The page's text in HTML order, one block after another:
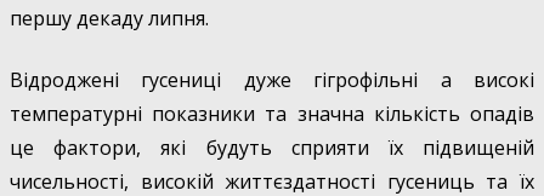
першу декаду липня.
Відроджені гусениці дуже гігрофільні а високі
температурні показники та значна кількість опадів
це фактори, які будуть сприяти їх підвищеній
чисельності, високій життєздатності гусениць та їх